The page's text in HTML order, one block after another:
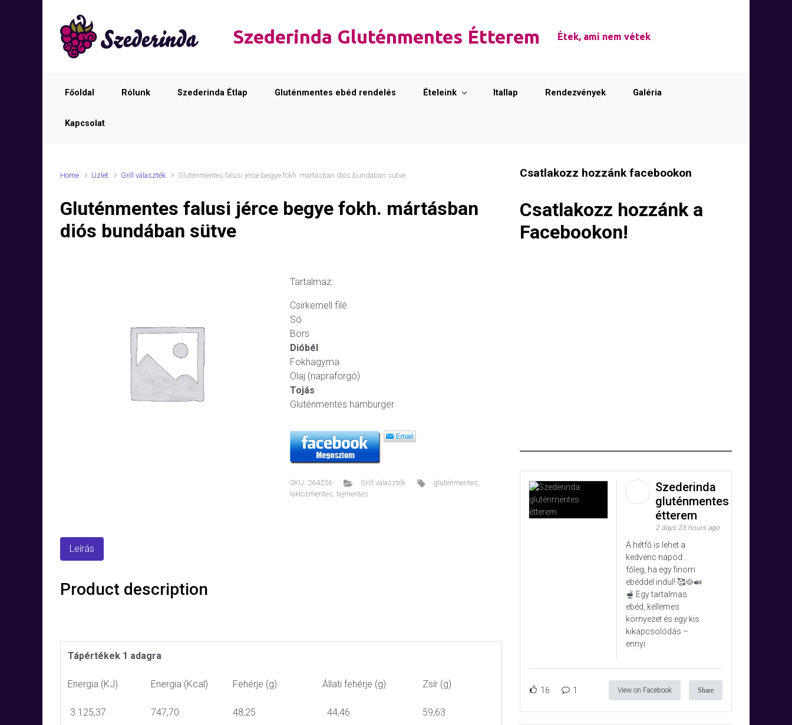
Szederinda Gluténmentes Étterem Étek, ami nem vétek
Főoldal Rólunk Szederinda Étlap Gluténmentes ebéd rendelés Ételeink Itallap Rendezvények Galéria
Kapcsolat
Home Üzlet Grill választék Gluténmentes falusi jérce begye fokh. mártásban diós bundában sütve
Gluténmentes falusi jérce begye fokh. mártásban
diós bundában sütve
Tartalmaz:
Csirkemell filé
Só
Bors
Dióbél
Fokhagyma
Olaj (napraforgó)
Tojás
Gluténmentes hamburger
SKU: 264256 Grill választék gluténmentes,
laktózmentes, tejmentes
Leírás
Product description
Tápértékek 1 adagra
Energia (KJ) Energia (Kcal) Fehérje (g) Állati fehérje (g) Zsír (g)
3 125,37 747,70 48,25 44,46 59,63
Csatlakozz hozzánk facebookon
Csatlakozz hozzánk a
Facebookon!
Szederinda
gluténmentes
étterem
2 days 23 hours ago
A hétfő is lehet a
kedvenc napod…
főleg, ha egy finom
ebéddel indul! 🥰🥘🍛
🫕 Egy tartalmas
ebéd, kellemes
környezet és egy kis
kikapcsolódás –
ennyi
16 1 View on Facebook Share